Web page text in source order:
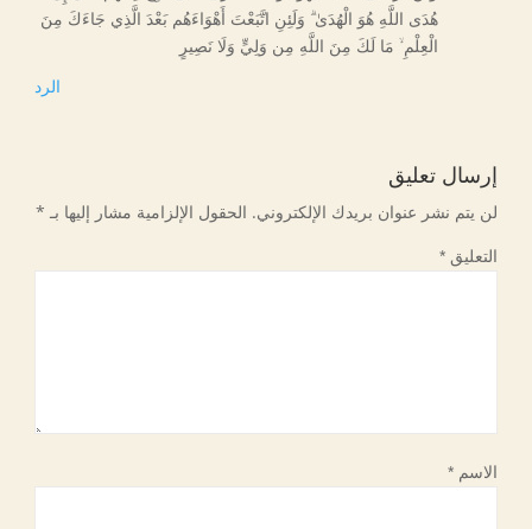
هُدَى اللَّهِ هُوَ الْهُدَىٰ ۗ وَلَئِنِ اتَّبَعْتَ أَهْوَاءَهُم بَعْدَ الَّذِي جَاءَكَ مِنَ
الْعِلْمِ ۙ مَا لَكَ مِنَ اللَّهِ مِن وَلِيٍّ وَلَا نَصِيرٍ
الرد
إرسال تعليق
لن يتم نشر عنوان بريدك الإلكتروني. الحقول الإلزامية مشار إليها بـ *
التعليق*
الاسم*